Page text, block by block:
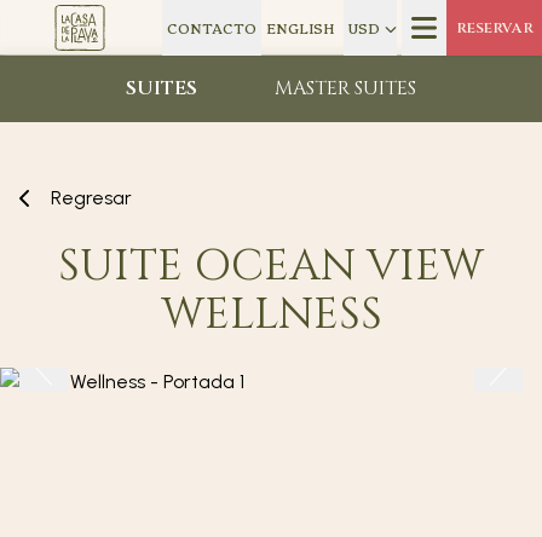
CONTACTO ENGLISH USD RESERVAR
SUITES MASTER SUITES
Regresar
SUITE OCEAN VIEW
WELLNESS